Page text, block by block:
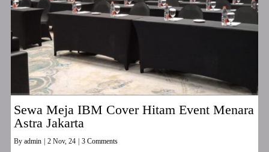
Sewa Meja IBM Cover Hitam Event Menara
Astra Jakarta
By admin | 2 Nov, 24 | 3 Comments